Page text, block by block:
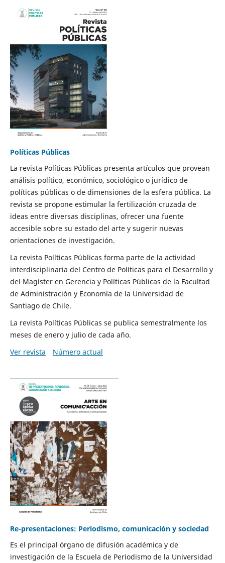
Políticas Públicas
La revista Políticas Públicas presenta artículos que provean
análisis político, económico, sociológico o jurídico de
políticas públicas o de dimensiones de la esfera pública. La
revista se propone estimular la fertilización cruzada de
ideas entre diversas disciplinas, ofrecer una fuente
accesible sobre su estado del arte y sugerir nuevas
orientaciones de investigación.
La revista Políticas Públicas forma parte de la actividad
interdisciplinaria del Centro de Políticas para el Desarrollo y
del Magíster en Gerencia y Políticas Públicas de la Facultad
de Administración y Economía de la Universidad de
Santiago de Chile.
La revista Políticas Públicas se publica semestralmente los
meses de enero y julio de cada año.
Ver revista
Número actual
Re-presentaciones: Periodismo, comunicación y sociedad
Es el principal órgano de difusión académica y de
investigación de la Escuela de Periodismo de la Universidad